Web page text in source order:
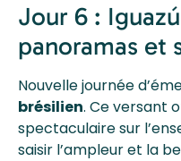
Jour 6 :
panoramas et
Nouvelle journée
brésilien. Ce versant
spectaculaire sur
saisir l’ampleur et la